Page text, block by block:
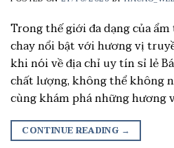
Trong thế giới đa dạng của
chay nổi bật với hương vị
khi nói về địa chỉ uy tín sỉ lẻ
chất lượng, không thể không
cùng khám phá những hương
CONTINUE READING →